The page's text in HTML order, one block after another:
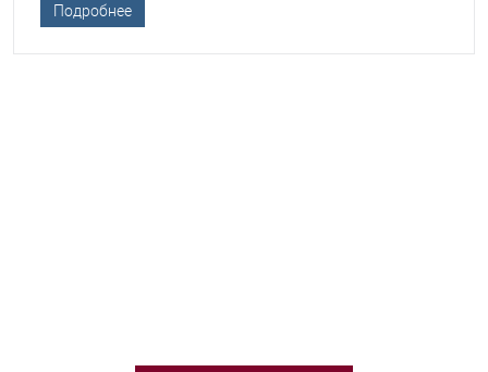
Подробнее